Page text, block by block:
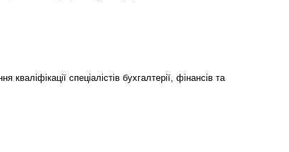
спеціалістів бухгалтерії, фінансів та